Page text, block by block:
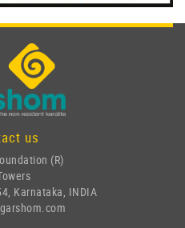
us
(R)
Karnataka, INDIA